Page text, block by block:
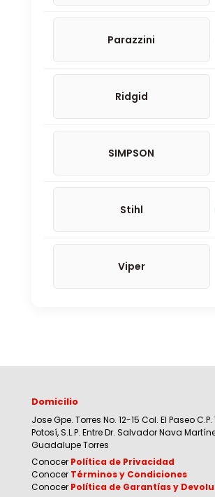
Parazzini
Ridgid
SIMPSON
Stihl
Viper
Domicilio
Jose Gpe. Torres No. 12-15 Col. El Paseo
Potosí, S.L.P. Entre Dr. Salvador Nava
Guadalupe Torres
Conocer Política de Privacidad
Conocer Términos y Condiciones
Conocer Política de Garantías y